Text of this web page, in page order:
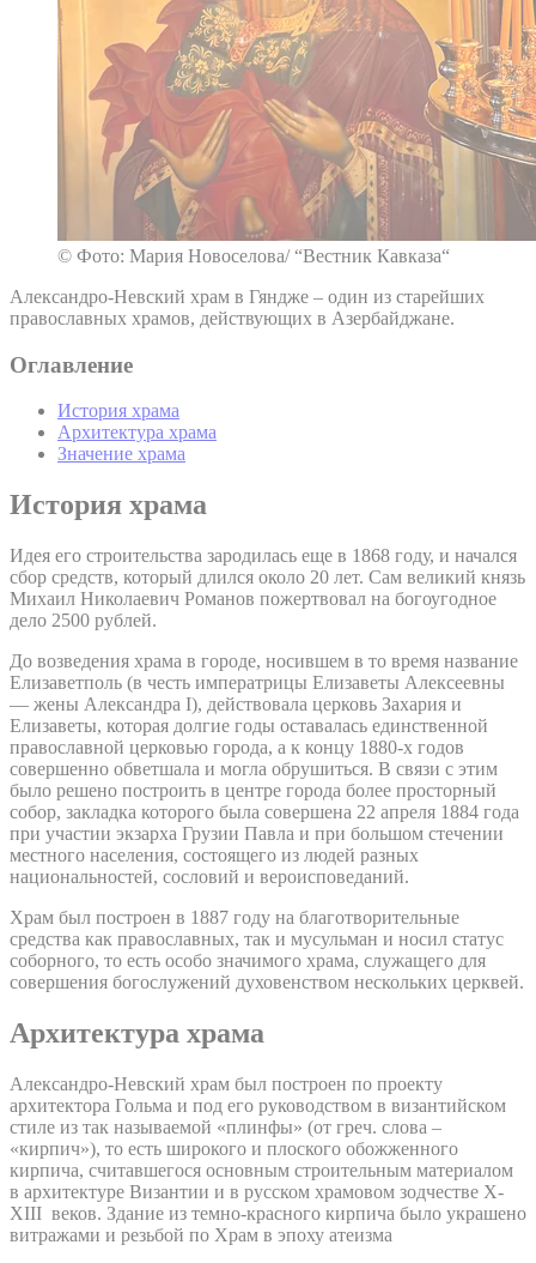
© Фото: Мария Новоселова/ “Вестник Кавказа“
Александро-Невский храм в Гяндже – один из старейших
православных храмов, действующих в Азербайджане.
Оглавление
История храма
Архитектура храма
Значение храма
История храма
Идея его строительства зародилась еще в 1868 году, и начался
сбор средств, который длился около 20 лет. Сам великий князь
Михаил Николаевич Романов пожертвовал на богоугодное
дело 2500 рублей.
До возведения храма в городе, носившем в то время название
Елизаветполь (в честь императрицы Елизаветы Алексеевны
— жены Александра I), действовала церковь Захария и
Елизаветы, которая долгие годы оставалась единственной
православной церковью города, а к концу 1880-х годов
совершенно обветшала и могла обрушиться. В связи с этим
было решено построить в центре города более просторный
собор, закладка которого была совершена 22 апреля 1884 года
при участии экзарха Грузии Павла и при большом стечении
местного населения, состоящего из людей разных
национальностей, сословий и вероисповеданий.
Храм был построен в 1887 году на благотворительные
средства как православных, так и мусульман и носил статус
соборного, то есть особо значимого храма, служащего для
совершения богослужений духовенством нескольких церквей.
Архитектура храма
Александро-Невский храм был построен по проекту
архитектора Гольма и под его руководством в византийском
стиле из так называемой «плинфы» (от греч. слова –
«кирпич»), то есть широкого и плоского обожженного
кирпича, считавшегося основным строительным материалом
в архитектуре Византии и в русском храмовом зодчестве X-
XIII веков. Здание из темно-красного кирпича было украшено
витражами и резьбой по Храм в эпоху атеизма